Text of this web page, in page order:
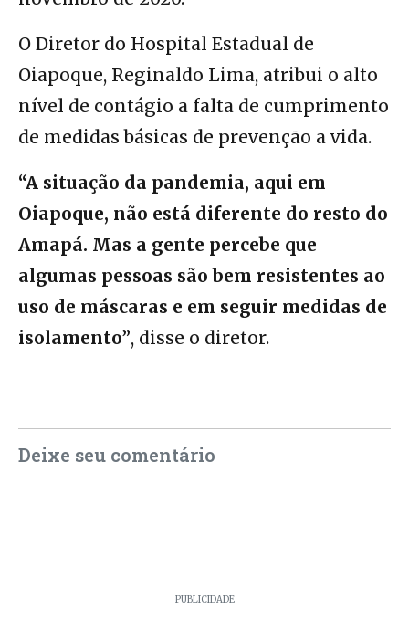
O Diretor do Hospital Estadual de
Oiapoque, Reginaldo Lima, atribui o alto
nível de contágio a falta de cumprimento
de medidas básicas de prevenção a vida.
“A situação da pandemia, aqui em
Oiapoque, não está diferente do resto do
Amapá. Mas a gente percebe que
algumas pessoas são bem resistentes ao
uso de máscaras e em seguir medidas de
isolamento”, disse o diretor.
Deixe seu comentário
PUBLICIDADE